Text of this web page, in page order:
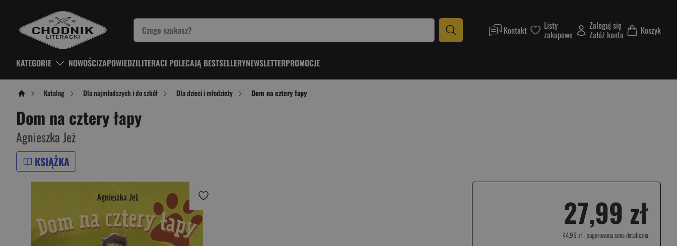
Kontakt Listy
zakupowe
Zaloguj się
Załóż konto Koszyk
KATEGORIE NOWOŚCIZAPOWIEDZILITERACI POLECAJĄ BESTSELLERYNEWSLETTERPROMOCJE
Katalog Dla najmłodszych i do szkół Dla dzieci i młodzieży Dom na cztery łapy
Dom na cztery łapy
Agnieszka Jeż
KSIĄŻKA
27,99 zł
44,99 zł- sugerowana cena detaliczna